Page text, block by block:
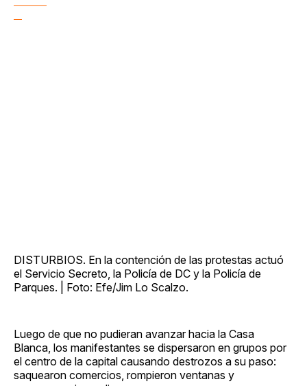
DISTURBIOS. En la contención de las protestas actuó
el Servicio Secreto, la Policía de DC y la Policía de
Parques. | Foto: Efe/Jim Lo Scalzo.
Luego de que no pudieran avanzar hacia la Casa
Blanca, los manifestantes se dispersaron en grupos por
el centro de la capital causando destrozos a su paso:
saquearon comercios, rompieron ventanas y